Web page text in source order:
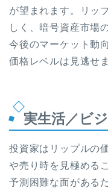
が望まれます。リッ
しく、暗号資産市場
今後のマーケット動
価格レベルは見逃せ
実生活／ビ
投資家はリップルの
や売り時を見極める
予測困難な面がある